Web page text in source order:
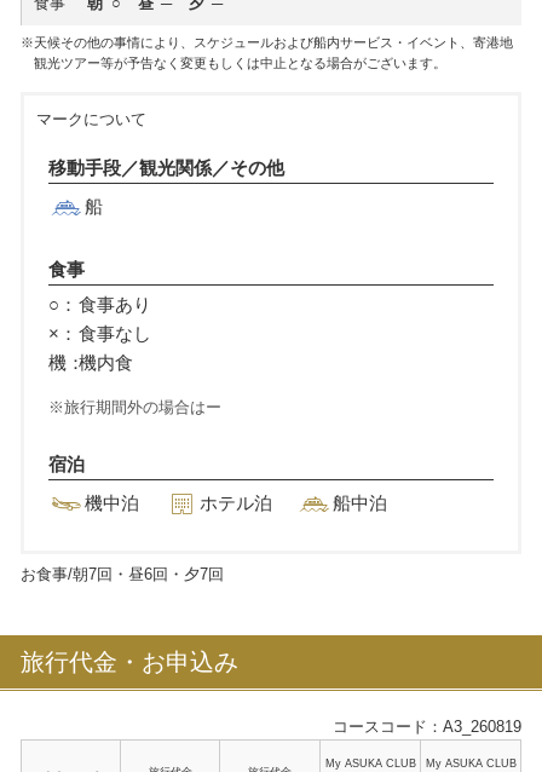
天候その他の事情により、スケジュールおよび船内サービス・イベント、寄港地
観光ツアー等が予告なく変更もしくは中止となる場合がございます。
マークについて
移動手段／観光関係／その他
船
食事
○： 食事あり
×： 食事なし
機：機内食
旅行期間外の場合はー
宿泊
機中泊
ホテル泊 船中泊
お食事/朝7回・昼6回・夕7回
旅行代金・お申込み
コースコード：A3_260819
My ASUKA CLUB My ASUKA CLUB